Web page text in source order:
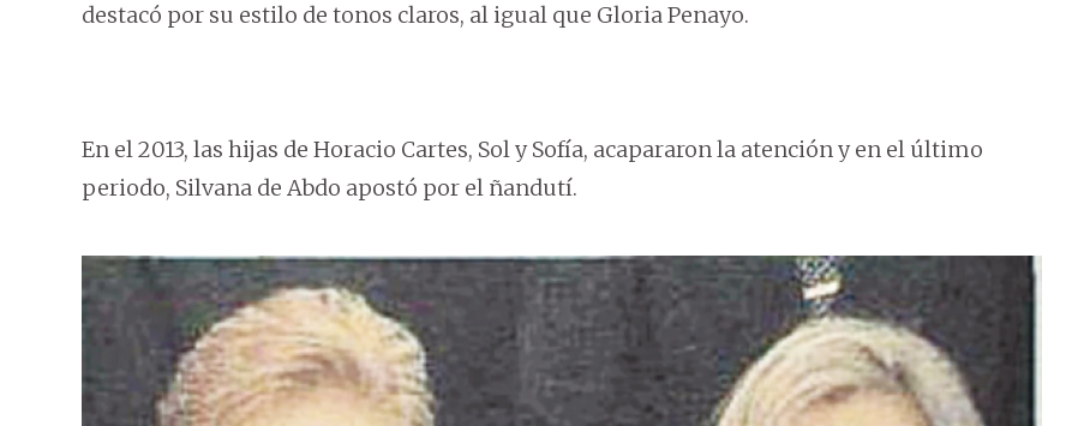
destacó por su estilo de tonos claros, al igual que Gloria Penayo.
En el 2013, las hijas de Horacio Cartes, Sol y Sofía, acapararon la atención y en el último
periodo, Silvana de Abdo apostó por el ñandutí.